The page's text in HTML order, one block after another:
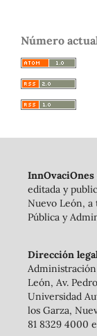
Número
InnOvaciOnes
editada y
Nuevo León, a
Pública y
Dirección
León, Av.
Universidad
los Garza,
81 8329 4000